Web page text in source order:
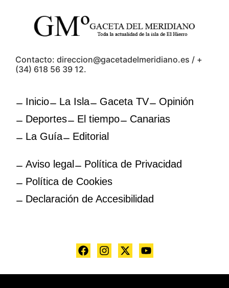
Contacto: direccion@gacetadelmeridiano.es / +
(34) 618 56 39 12.
Inicio La Isla Gaceta TV
Opinión
Deportes
El tiempo
Canarias
La Guía
Editorial
Aviso legal
Política de Privacidad
Política de Cookies
Declaración de Accesibilidad